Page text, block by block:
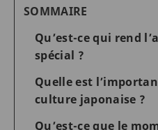
SOMMAIRE
Qu’est-ce qui rend
spécial ?
Quelle est
culture japonaise ?
Qu’est-ce que le